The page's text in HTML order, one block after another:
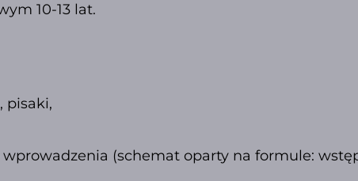
10-13 lat.
pisaki,
(schemat oparty na formule: